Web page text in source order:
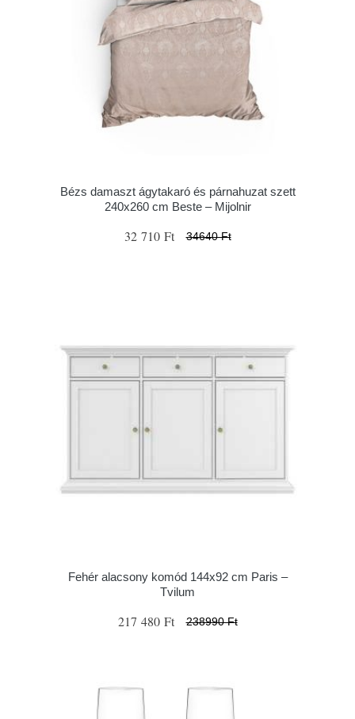
Bézs damaszt ágytakaró és párnahuzat szett
240x260 cm Beste – Mijolnir
32 710 Ft 34640 Ft
Fehér alacsony komód 144x92 cm Paris –
Tvilum
217 480 Ft 238990 Ft